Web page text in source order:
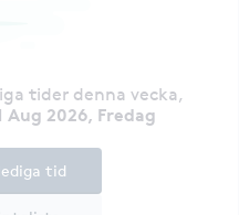
tider denna vecka,
Aug 2026, Fredag
tid